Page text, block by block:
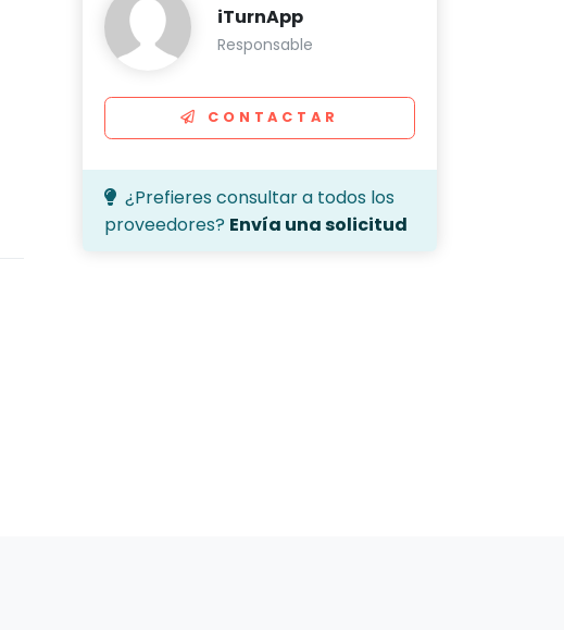
iTurnApp
Responsable
CONTACTAR
¿Prefieres consultar a todos los
proveedores? Envía una solicitud